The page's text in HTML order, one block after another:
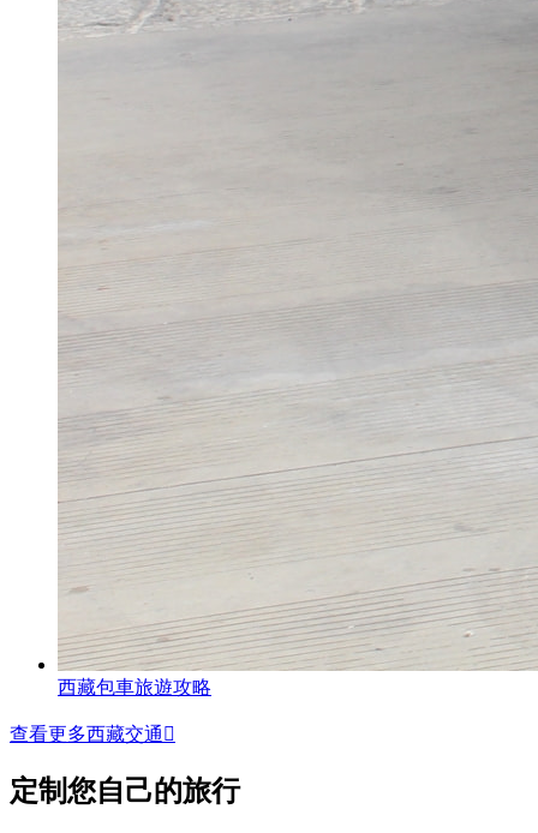
西藏包車旅遊攻略
查看更多西藏交通 
定制您自己的旅行